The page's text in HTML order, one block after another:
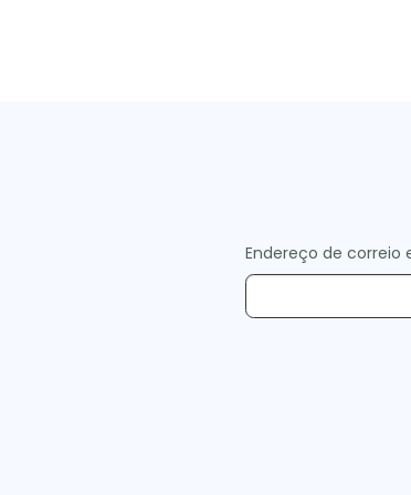
Endereço de correio